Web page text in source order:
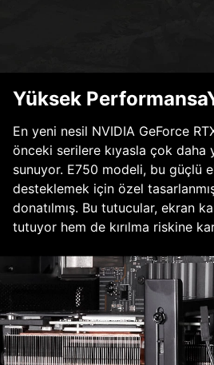
Yüksek
En yeni nesil NVIDIA GeForce
önceki serilere kıyasla çok daha
sunuyor. E750 modeli, bu güçlü
desteklemek için özel
donatılmış. Bu tutucular, ekran
tutuyor hem de kırılma riskine